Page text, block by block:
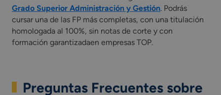
Grado Superior Administración y Gestión. Podrás
cursar una de las FP más completas, con una titulación
homologada al 100%, sin notas de corte y con
formación garantizadaen empresas TOP.
Preguntas Frecuentes sobre